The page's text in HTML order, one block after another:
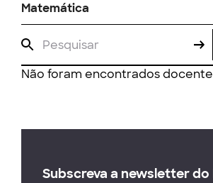
Matemática
Não foram encontrados
Subscreva a newsletter do